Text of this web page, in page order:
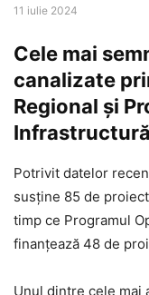
11 iulie 2024
Cele mai
canalizate
Regional și
Potrivit datelor
susține 85 de
timp ce Programul
finanțează 48 de
Unul dintre cele mai